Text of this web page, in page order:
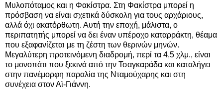
Μυλοπόταμος και η Φακίστρα. Στη Φακίστρα μπορεί η
πρόσβαση να είναι σχετικά δύσκολη για τους αρχάριους,
αλλά όχι ακατόρθωτη. Αυτή την εποχή, μάλιστα, ο
περιπατητής μπορεί να δει έναν υπέροχο καταρράκτη, θέαμα
που εξαφανίζεται με τη ζέστη των θερινών μηνών.
Μεγαλύτερη προτεινόμενη διαδρομή, περί τα 4,5 χλμ., είναι
το μονοπάτι που ξεκινά από την Τσαγκαράδα και καταλήγει
στην πανέμορφη παραλία της Νταμούχαρης και στη
συνέχεια στον Αϊ-Γιάννη.